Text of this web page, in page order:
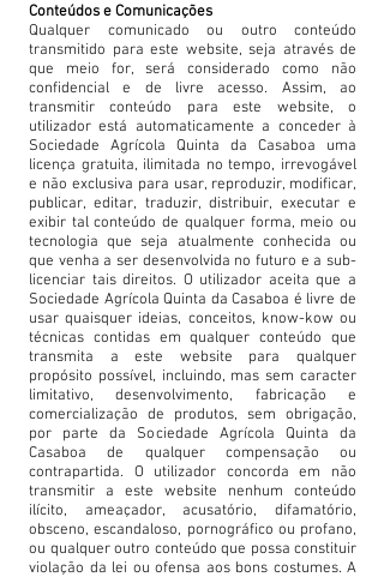
Conteúdos e Comunicações
Qualquer comunicado ou outro conteúdo
transmitido para este website, seja através de
que meio for, será considerado como não
confidencial e de livre acesso. Assim, ao
transmitir conteúdo para este website, o
utilizador está automaticamente a conceder à
Sociedade Agrícola Quinta da Casaboa uma
licença gratuita, ilimitada no tempo, irrevogável
e não exclusiva para usar, reproduzir, modificar,
publicar, editar, traduzir, distribuir, executar e
exibir tal conteúdo de qualquer forma, meio ou
tecnologia que seja atualmente conhecida ou
que venha a ser desenvolvida no futuro e a sub-
licenciar tais direitos. O utilizador aceita que a
Sociedade Agrícola Quinta da Casaboa é livre de
usar quaisquer ideias, conceitos, know-kow ou
técnicas contidas em qualquer conteúdo que
transmita a este website para qualquer
propósito possível, incluindo, mas sem caracter
limitativo, desenvolvimento, fabricação e
comercialização de produtos, sem obrigação,
por parte da Sociedade Agrícola Quinta da
Casaboa de qualquer compensação ou
contrapartida. O utilizador concorda em não
transmitir a este website nenhum conteúdo
ilícito, ameaçador, acusatório, difamatório,
obsceno, escandaloso, pornográfico ou profano,
ou qualquer outro conteúdo que possa constituir
violação da lei ou ofensa aos bons costumes. A